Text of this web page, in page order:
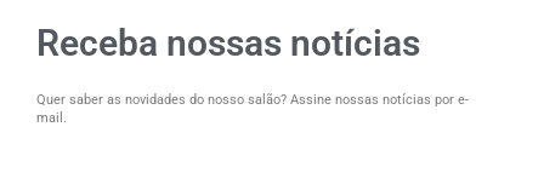
Receba nossas notícias
Quer saber as novidades do nosso salão? Assine nossas notícias por e-
mail.